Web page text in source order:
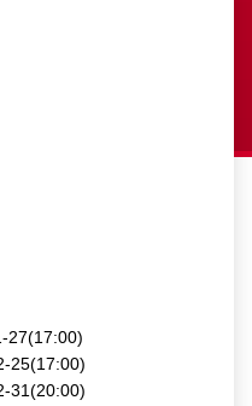
27(17:00)
25(17:00)
31(20:00)